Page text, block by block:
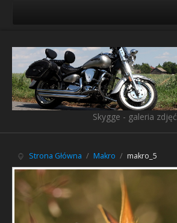
Ostatnio dodane
Księga gości
Linki
Skygge - galeria zdjęć
Strona Główna / Makro / makro_5